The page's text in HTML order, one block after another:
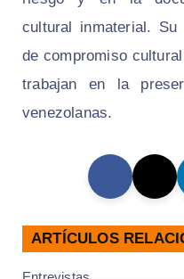
cultural inmaterial.
de compromiso
trabajan en la
venezolanas.
ARTÍCULOS